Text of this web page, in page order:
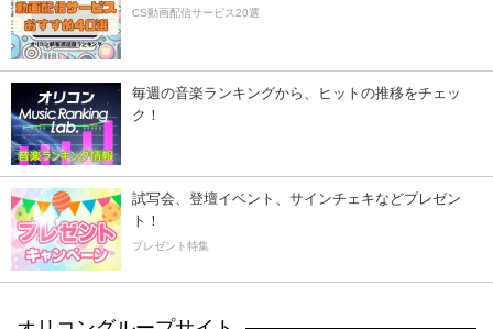
CS動画配信サービス20選
毎週の音楽ランキングから、ヒットの推移をチェッ
ク！
試写会、登壇イベント、サインチェキなどプレゼン
ト！
プレゼント特集